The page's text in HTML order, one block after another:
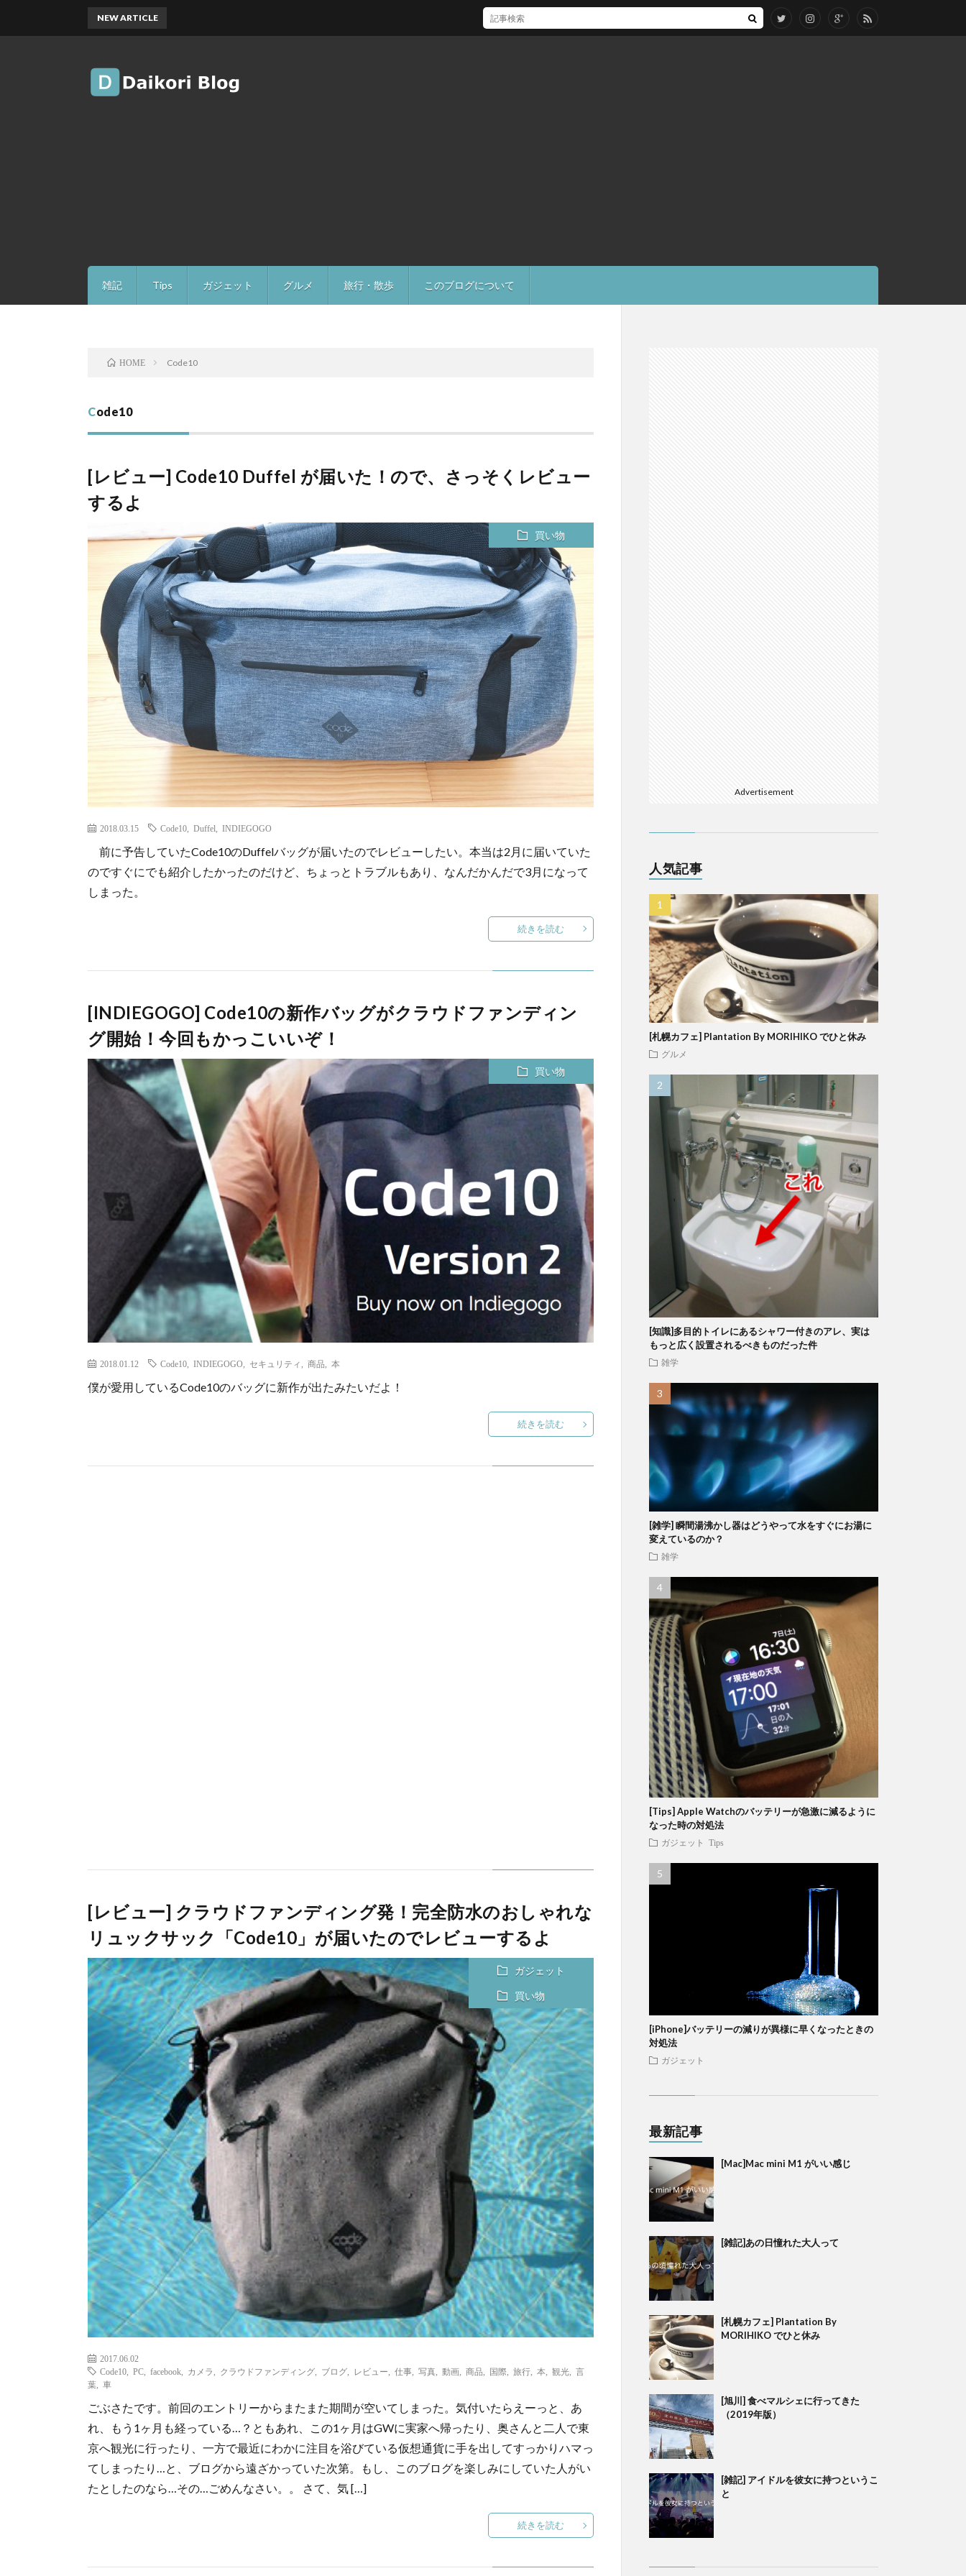
雑記 Tips ガジェット グルメ 旅行・散歩 このブログについて
NEW ARTICLE [Mac]Mac mini M1 がいい感じ
HOME Code10
Code10
[レビュー] Code10 Duffel が届いた！ので、さっそくレビュー
するよ
買い物
2018.03.15 Code10 Duffel INDIEGOGO
前に予告していたCode10のDuffelバッグが届いたのでレビューしたい。本当は2月に届いていた
のですぐにでも紹介したかったのだけど、ちょっとトラブルもあり、なんだかんだで3月になって
しまった。
続きを読む
[INDIEGOGO] Code10の新作バッグがクラウドファンディン
グ開始！今回もかっこいいぞ！
買い物
2018.01.12 Code10 INDIEGOGO セキュリティ 商品 本
僕が愛用しているCode10のバッグに新作が出たみたいだよ！
続きを読む
[レビュー] クラウドファンディング発！完全防水のおしゃれな
リュックサック「Code10」が届いたのでレビューするよ
ガジェット
買い物
2017.06.02
Code10
PC facebook カメラ クラウドファンディング ブログ レビュー 仕事 写真 動画 商品 国際 旅行 本 観光
言
葉
車
ごぶさたです。前回のエントリーからまたまた期間が空いてしまった。気付いたらえーっと、あ
れ、もう1ヶ月も経っている…？ともあれ、この1ヶ月はGWに実家へ帰ったり、奥さんと二人で東
京へ観光に行ったり、一方で最近にわかに注目を浴びている仮想通貨に手を出してすっかりハマっ
てしまったり…と、ブログから遠ざかっていた次第。もし、このブログを楽しみにしていた人がい
たとしたのなら…その…ごめんなさい。。 さて、気 […]
続きを読む
Advertisement
人気記事
[札幌カフェ] Plantation By MORIHIKO でひと休み
グルメ
[知識]多目的トイレにあるシャワー付きのアレ、実は
もっと広く設置されるべきものだった件
雑学
[雑学] 瞬間湯沸かし器はどうやって水をすぐにお湯に
変えているのか？
雑学
[Tips] Apple Watchのバッテリーが急激に減るように
なった時の対処法
ガジェット Tips
[iPhone]バッテリーの減りが異様に早くなったときの
対処法
ガジェット
最新記事
[Mac]Mac mini M1 がいい感じ
[雑記]あの日憧れた大人って
[札幌カフェ] Plantation By
MORIHIKO でひと休み
[旭川] 食べマルシェに行ってきた
（2019年版）
[雑記] アイドルを彼女に持つというこ
と